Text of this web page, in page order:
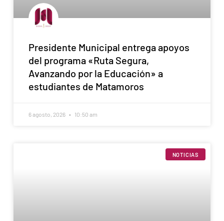
Presidente Municipal entrega apoyos
del programa «Ruta Segura,
Avanzando por la Educación» a
estudiantes de Matamoros
6 agosto, 2026 10:50 am
NOTICIAS